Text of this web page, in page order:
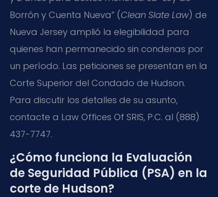
Borrón y Cuenta Nueva” (Clean Slate Law) de
Nueva Jersey amplió la elegibilidad para
quienes han permanecido sin condenas por
un período. Las peticiones se presentan en la
Corte Superior del Condado de Hudson.
Para discutir los detalles de su asunto,
contacte a Law Offices Of SRIS, P.C. al (888)
437-7747.
¿Cómo funciona la Evaluación
de Seguridad Pública (PSA) en la
corte de Hudson?